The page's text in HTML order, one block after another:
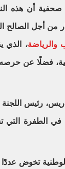
أن هذه
أجل الصالح
والرياضة، الذي
فضلًا عن
رئيس اللجنة
الطفرة التي
تخوض عددًا